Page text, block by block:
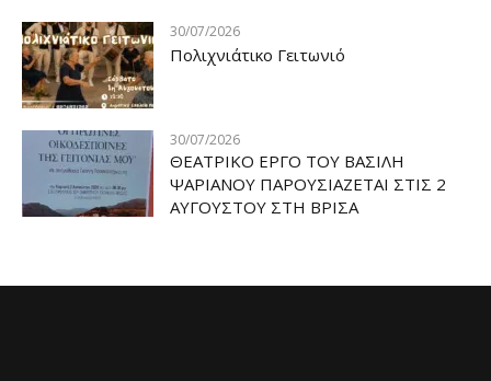
30/07/2026
Πολιχνιάτικο Γειτωνιό
30/07/2026
ΘΕΑΤΡΙΚΟ ΕΡΓΟ ΤΟΥ ΒΑΣΙΛΗ
ΨΑΡΙΑΝΟΥ ΠΑΡΟΥΣΙΑΖΕΤΑΙ ΣΤΙΣ 2
ΑΥΓΟΥΣΤΟΥ ΣΤΗ ΒΡΙΣΑ